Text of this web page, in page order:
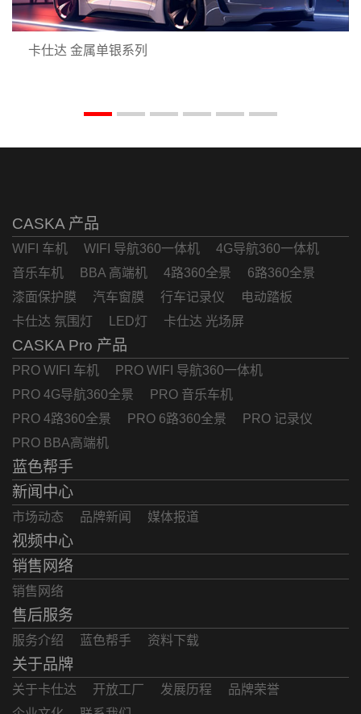
卡仕达 金属单银系列
CASKA 产品
WIFI 车机 WIFI 导航360一体机
4G导航360一体机
音乐车机
BBA 高端机 4路360全景
6路360全景
漆面保护膜
汽车窗膜 行车记录仪
电动踏板
卡仕达 氛围灯
LED灯 卡仕达 光场屏
CASKA Pro 产品
PRO WIFI 车机
PRO WIFI 导航360一体机
PRO 4G导航360全景
PRO 音乐车机
PRO 4路360全景
PRO 6路360全景
PRO 记录仪
PRO BBA高端机
蓝色帮手
新闻中心
市场动态 品牌新闻 媒体报道
视频中心
销售网络
销售网络
售后服务
服务介绍 蓝色帮手 资料下载
关于品牌
关于卡仕达 开放工厂 发展历程
品牌荣誉